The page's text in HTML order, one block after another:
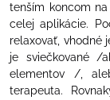
tenším koncom
celej aplikácie.
relaxovať, vhodné
je sviečkované /
elementov /,
terapeuta.